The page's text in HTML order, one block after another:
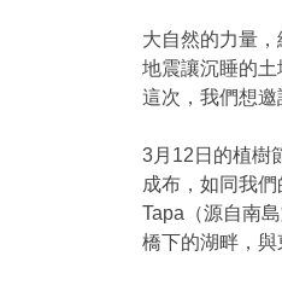
大自然的力量，
地震讓沉睡的土
這次，我們想邀
3月12日的植樹
成布，如同我
Tapa（源自南
橋下的湖畔，與